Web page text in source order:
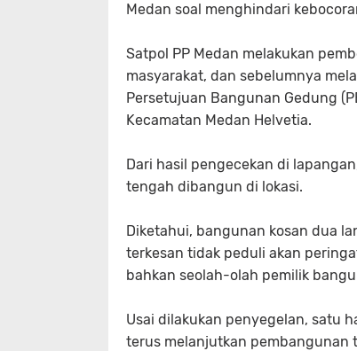
Medan soal menghindari
‎Satpol PP Medan melakukan
masyarakat, dan sebelumnya
Persetujuan Bangunan Gedung
Kecamatan Medan Helvetia.
‎Dari hasil pengecekan di
tengah dibangun di lokasi.
‎Diketahui, bangunan kosan dua
terkesan tidak peduli akan
bahkan seolah-olah pemilik
‎Usai dilakukan penyegelan, satu
terus melanjutkan pembangunan